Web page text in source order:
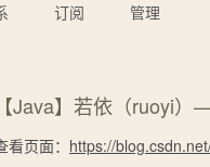
订阅 管理
Java】若依（ruoyi
看页面： https://